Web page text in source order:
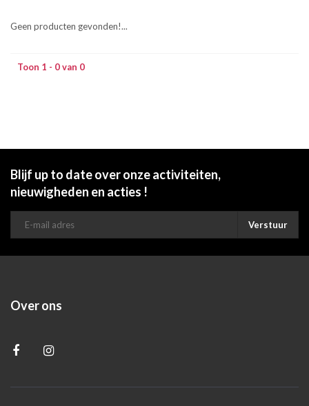
Geen producten gevonden!...
Toon 1 - 0 van 0
Blijf up to date over onze activiteiten,
nieuwigheden en acties !
Verstuur
Over ons